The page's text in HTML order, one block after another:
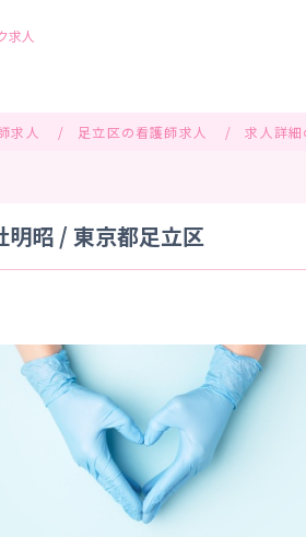
求人
求人 足立区の看護師求人 求人詳細
明昭 / 東京都足立区